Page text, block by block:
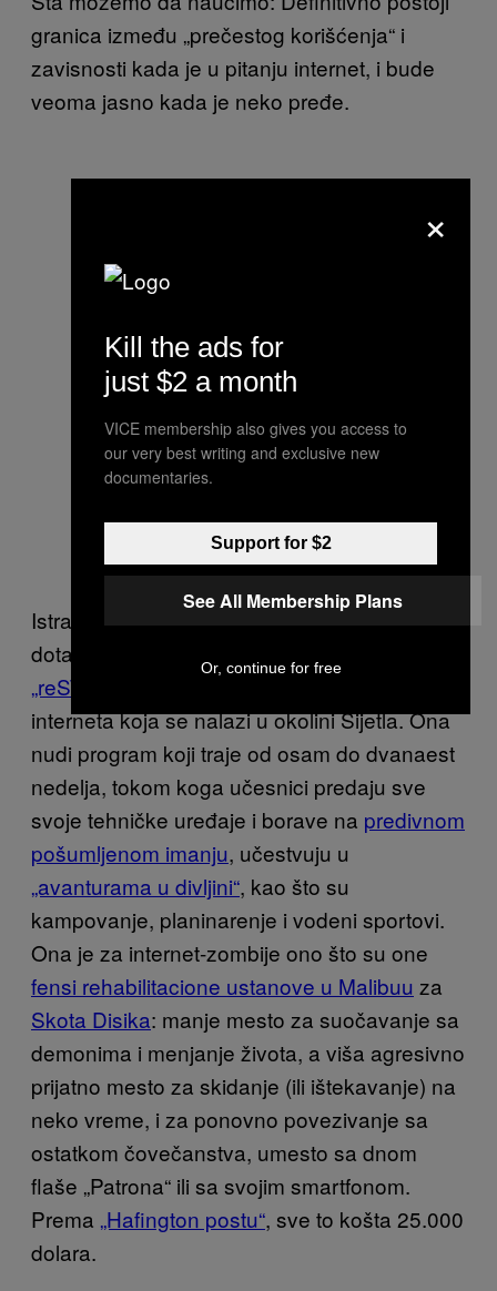
granica između „prečestog korišćenja“ i
zavisnosti kada je u pitanju internet, i bude
veoma jasno kada je neko pređe.
Istraživanje: Jedna od stvari koje se Ros
dotakao u svom članku za „Njuzvik“ je
„reSTART“
interneta koja se nalazi u okolini Sijetla. Ona
nudi program koji traje od osam do dvanaest
nedelja, tokom koga učesnici predaju sve
svoje tehničke uređaje i borave na predivnom
pošumljenom imanju, učestvuju u
„avanturama u divljini“, kao što su
kampovanje, planinarenje i vodeni sportovi.
Ona je za internet-zombije ono što su one
fensi rehabilitacione ustanove u Malibuu za
Skota Disika: manje mesto za suočavanje sa
demonima i menjanje života, a viša agresivno
prijatno mesto za skidanje (ili ištekavanje) na
neko vreme, i za ponovno povezivanje sa
ostatkom čovečanstva, umesto sa dnom
flaše „Patrona“ ili sa svojim smartfonom.
Prema „Hafington postu“, sve to košta 25.000
dolara.
×
Kill the ads for
just $2 a month
VICE membership also gives you access to
our very best writing and exclusive new
documentaries.
Support for $2
See All Membership Plans
Or, continue for free